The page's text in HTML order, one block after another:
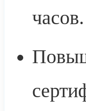
часов.